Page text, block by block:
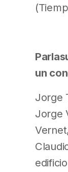
un
Jorge
Jorge